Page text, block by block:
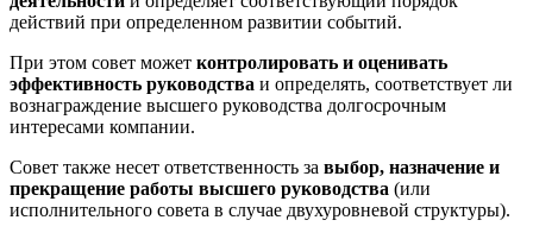
действий при определенном развитии событий.
При этом совет может контролировать и оценивать
эффективность руководства и определять, соответствует ли
вознаграждение высшего руководства долгосрочным
интересами компании.
Совет также несет ответственность за выбор, назначение и
прекращение работы высшего руководства (или
исполнительного совета в случае двухуровневой структуры).